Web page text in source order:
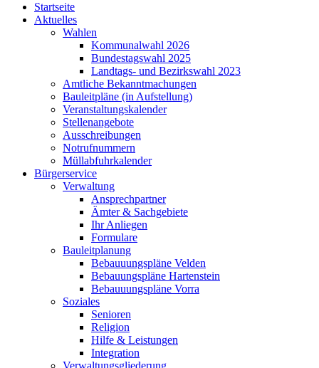
Startseite
Aktuelles
Wahlen
Kommunalwahl 2026
Bundestagswahl 2025
Landtags- und Bezirkswahl 2023
Amtliche Bekanntmachungen
Bauleitpläne (in Aufstellung)
Veranstaltungskalender
Stellenangebote
Ausschreibungen
Notrufnummern
Müllabfuhrkalender
Bürgerservice
Verwaltung
Ansprechpartner
Ämter & Sachgebiete
Ihr Anliegen
Formulare
Bauleitplanung
Bebauuungspläne Velden
Bebauungspläne Hartenstein
Bebauuungspläne Vorra
Soziales
Senioren
Religion
Hilfe & Leistungen
Integration
Verwaltungsgliederung